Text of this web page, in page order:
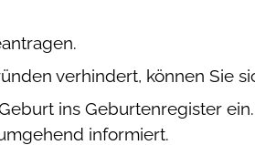
verhindert, können Sie
ins Geburtenregister ein.
informiert.